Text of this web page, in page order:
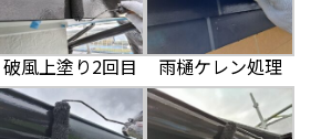
破風上塗り2回目 雨樋ケレン処理